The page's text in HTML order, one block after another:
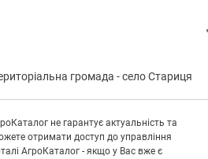
громада -село Стариця
не гарантує актуальність та
отримати доступ до управління
АгроКаталог - якщо у Вас вже є